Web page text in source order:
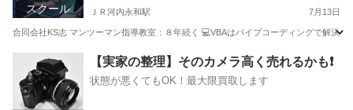
スクール ＪＲ河内永和駅 7月13日
合同会社KS志 マンツーマン指導教室：８年続く 💻VBAはバイブコーディングで解
ＪＲ河内永和駅 ワード リモート
【実家の整理】そのカメラ高く売れるかも❗️
状態が悪くてもOK！最大限買取します